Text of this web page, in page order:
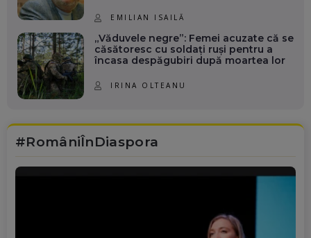
EMILIAN ISAILĂ
„Văduvele negre”: Femei acuzate că se
căsătoresc cu soldați ruși pentru a
încasa despăgubiri după moartea lor
IRINA OLTEANU
#RomâniÎnDiaspora